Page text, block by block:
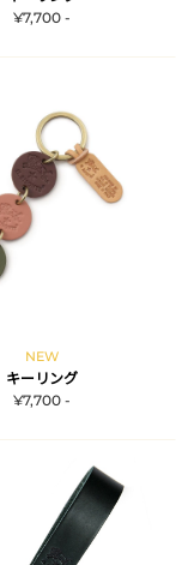
¥7,700 -
NEW
キーリング
¥7,700 -